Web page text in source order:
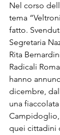
Nel corso
tema
fatto.
Segretaria
Rita
Radicali
hanno
dicembre,
una
quei cittadini